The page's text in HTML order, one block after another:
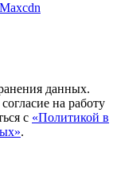
Maxcdn
данных.
на работу
с «Политикой в
.